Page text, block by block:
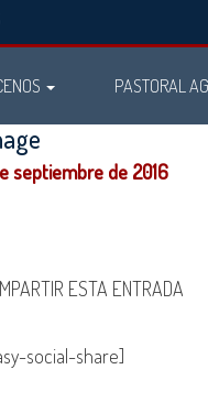
PASTORAL
septiembre de 2016
ESTA ENTRADA
social-share]